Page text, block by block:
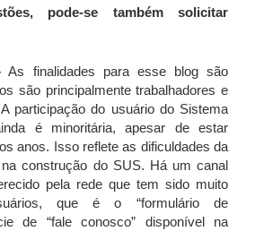
pode-se também solicitar
As finalidades para esse blog são
são principalmente trabalhadores e
participação do usuário do Sistema
é minoritária, apesar de estar
anos. Isso reflete as dificuldades da
construção do SUS. Há um canal
pela rede que tem sido muito
que é o “formulário de
de “fale conosco” disponível na